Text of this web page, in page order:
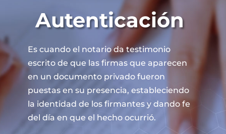
Autenticación
Es cuando el notario da testimonio
escrito de que las firmas que aparecen
en un documento privado fueron
puestas en su presencia, estableciendo
la identidad de los firmantes y dando fe
del día en que el hecho ocurrió.